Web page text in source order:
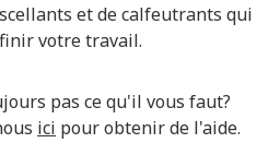
et de calfeutrants qui
votre travail.
pas ce qu'il vous faut?
ici pour obtenir de l'aide.